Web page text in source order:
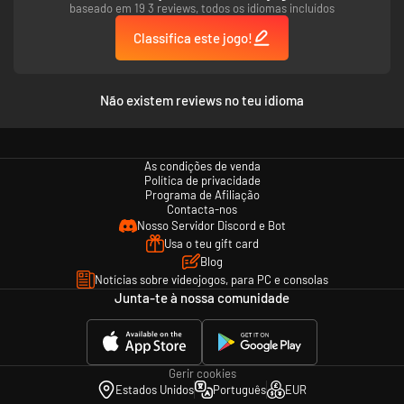
DESCOBRE O PASSADO: O mundo de Aven Prime oculta muitos segredos.
Joga a campanha para um jogador e fica a conhecer uma história que irá
CONSTRÓI O FUTURO: Usa drones construtores para criar dezenas de
tipos de estruturas para hospedar colonizadores, estabelecer rotas
comerciais, receber imigrantes e muito mais! Faz melhoramentos em
edifícios através de vários níveis de atualizações e eleva a tua colónia a
baseado em 19 3 reviews, todos os idiomas incluídos
Classifica este jogo!
Não existem reviews no teu idioma
As condições de venda
Política de privacidade
Programa de Afiliação
Contacta-nos
Nosso Servidor Discord e Bot
Usa o teu gift card
Blog
Notícias sobre videojogos, para PC e consolas
Junta-te à nossa comunidade
Gerir cookies
Estados Unidos
Português EUR